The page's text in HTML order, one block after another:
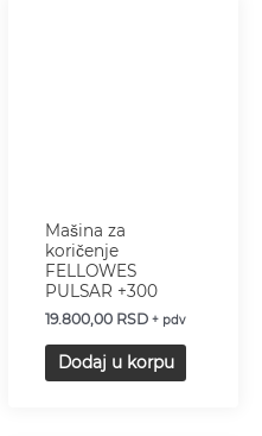
Mašina za
koričenje
FELLOWES
PULSAR +300
19.800,00 RSD + pdv
Dodaj u korpu